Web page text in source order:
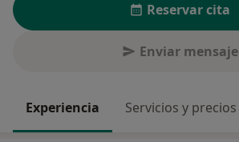
Reservar cita
Enviar mensaje
Experiencia Servicios y precios